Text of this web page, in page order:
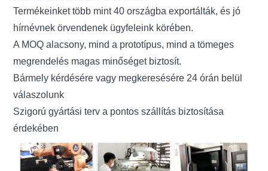
Termékeinket több mint 40 országba exportálták, és jó
hírnévnek örvendenek ügyfeleink körében.
A MOQ alacsony, mind a prototípus, mind a tömeges
megrendelés magas minőséget biztosít.
Bármely kérdésére vagy megkeresésére 24 órán belül
válaszolunk
Szigorú gyártási terv a pontos szállítás biztosítása
érdekében